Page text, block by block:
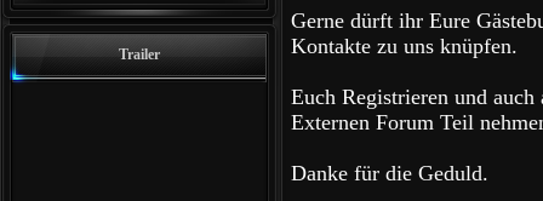
Trailer
Gerne dürft ihr Eure
Kontakte zu uns knüpfen.
Euch Registrieren und
Externen Forum Teil
Danke für die Geduld.